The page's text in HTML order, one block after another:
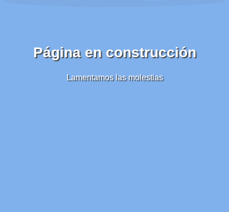
Página en construcción
Lamentamos las molestias